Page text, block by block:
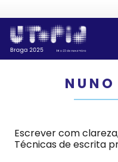
Escrever com
Técnicas de escrita